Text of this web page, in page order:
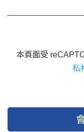
本頁面受
私